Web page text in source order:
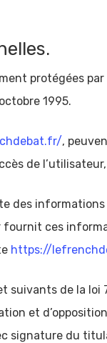
protégées
1995.
,
de
des
fournit ces
https://
suivants de la
et
signature du